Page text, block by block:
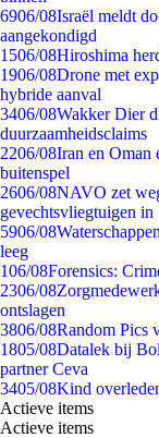
6906/08Israël meldt
aangekondigd
1506/08Hiroshima
1906/08Drone met
hybride aanval
3406/08Wakker Dier
duurzaamheidsclaims
2206/08Iran en Oman
buitenspel
2606/08NAVO zet
gevechtsvliegtuigen in
5906/08
leeg
106/08Forensics:
2306/08
ontslagen
3806/08Random Pics
1805/08Datalek bij
partner Ceva
3405/08Kind
Actieve items
Actieve items